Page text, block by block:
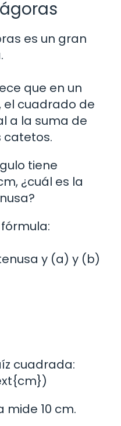
es un gran
que en un
cuadrado de
a la suma de
catetos.
tiene
¿cuál es la
y (a) y (b)
cuadrada:
mide 10 cm.